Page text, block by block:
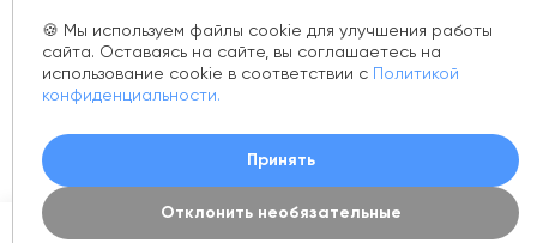
© 2012 - 2026 golfstim.ru
ОГРН 304370234902057
🍪 Мы используем файлы cookie для улучшения работы
сайта. Оставаясь на сайте, вы соглашаетесь на
использование cookie в соответствии с Политикой
конфиденциальности.
Принять
Отклонить необязательные